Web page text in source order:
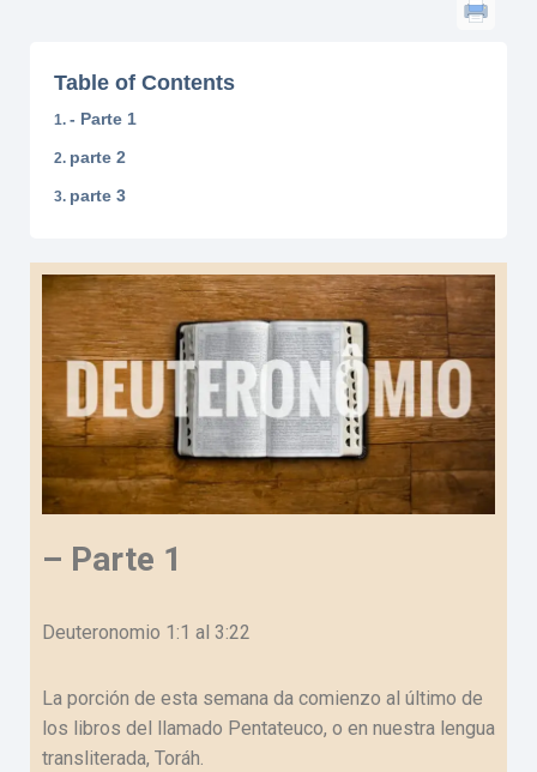
Table of Contents
- Parte 1
parte 2
parte 3
– Parte 1
Deuteronomio 1:1 al 3:22
La porción de esta semana da comienzo al último de
los libros del llamado Pentateuco, o en nuestra lengua
transliterada, Toráh.